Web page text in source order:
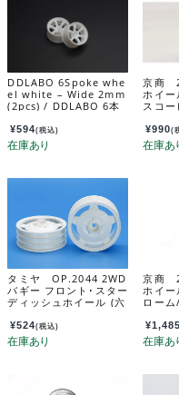
DDLABO 6Spoke whe
el white – Wide 2mm
(2pcs) / DDLABO 6本
ワイド2ｍｍ (2pcs) D
DL-WR002W-W2
¥594(税込)
京商
ホイ
スコ
¥990(
タミヤ OP.2044 2WD
バギー フロント･スター
ディッシュホイール (六
44
¥524(税込)
京商
ホイー
ロー
¥